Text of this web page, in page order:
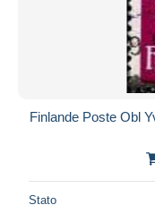
Finlande Poste Obl
Stato